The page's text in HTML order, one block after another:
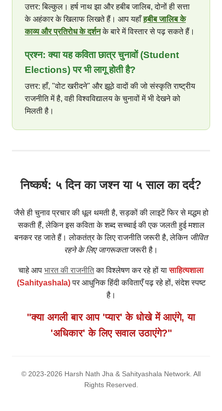
उत्तर: बिल्कुल। हर्ष नाथ झा और हबीब जालिब, दोनों ही सत्ता
के अहंकार के खिलाफ लिखते हैं। आप यहाँहबीब जालिब के
काव्य और प्रतिरोध के दर्शनके बारे में विस्तार से पढ़ सकते हैं।
प्रश्न: क्या यह कविता छात्र चुनावों (Student
Elections) पर भी लागू होती है?
उत्तर: हाँ, "वोट खरीदने" और झूठे वादों की जो संस्कृति राष्ट्रीय
राजनीति में है, वही विश्वविद्यालय के चुनावों में भी देखने को
मिलती है।
निष्कर्ष: ५ दिन का जश्न या ५ साल का दर्द?
जैसे ही चुनाव प्रचार की धूल थमती है, सड़कों की लाइटें फिर से मद्धम हो
सकती हैं, लेकिन इस कविता के शब्द सच्चाई की एक जलती हुई मशाल
बनकर रह जाते हैं। लोकतंत्र के लिए राजनीति जरूरी है, लेकिन जीवित
रहने के लिए जागरूकताजरूरी है।
चाहे आप भारत की राजनीतिका विश्लेषण कर रहे हों यासाहित्यशाला
(Sahityashala)पर आधुनिक हिंदी कविताएँ पढ़ रहे हों, संदेश स्पष्ट
है।
"क्या अगली बार आप 'प्यार' के धोखे में आएंगे, या
'अधिकार' के लिए सवाल उठाएंगे?"
© 2023-2026 Harsh Nath Jha & Sahityashala Network. All
Rights Reserved.